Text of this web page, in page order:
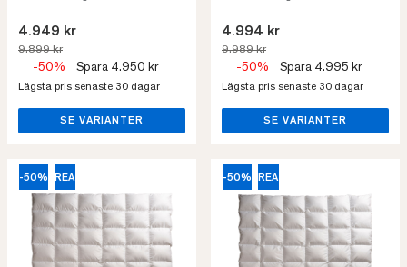
4.949 kr
9.899 kr
-50% Spara 4.950 kr
Lägsta pris senaste 30 dagar
SE VARIANTER
4.994 kr
9.989 kr
-50% Spara 4.995 kr
Lägsta pris senaste 30 dagar
SE VARIANTER
-50% REA -50% REA